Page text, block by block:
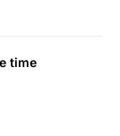
time